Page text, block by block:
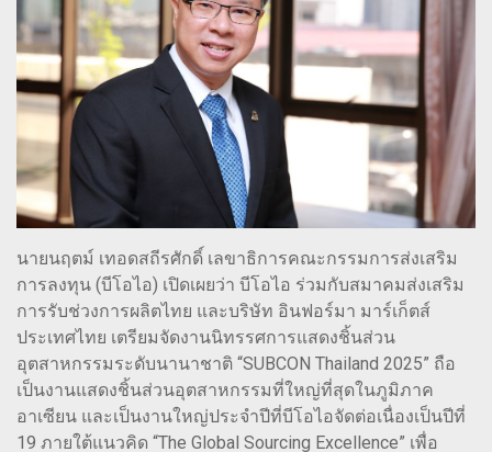
นายนฤตม์ เทอดสถีรศักดิ์ เลขาธิการคณะกรรมการส่งเสริม
การลงทุน (บีโอไอ) เปิดเผยว่า บีโอไอ ร่วมกับสมาคมส่งเสริม
การรับช่วงการผลิตไทย และบริษัท อินฟอร์มา มาร์เก็ตส์
ประเทศไทย เตรียมจัดงานนิทรรศการแสดงชิ้นส่วน
อุตสาหกรรมระดับนานาชาติ “SUBCON Thailand 2025” ถือ
เป็นงานแสดงชิ้นส่วนอุตสาหกรรมที่ใหญ่ที่สุดในภูมิภาค
อาเซียน และเป็นงานใหญ่ประจำปีที่บีโอไอจัดต่อเนื่องเป็นปีที่
19 ภายใต้แนวคิด “The Global Sourcing Excellence” เพื่อ